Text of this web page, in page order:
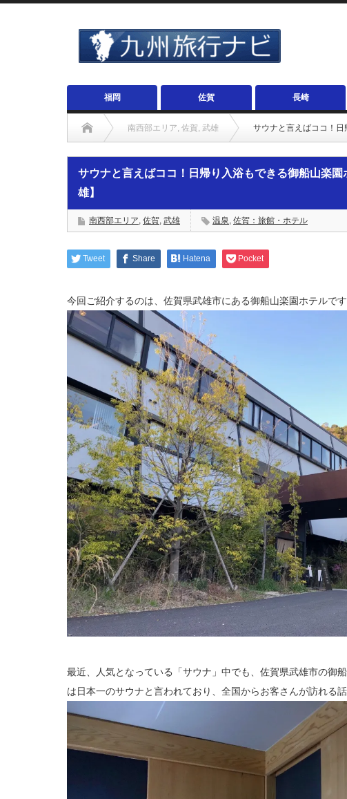
福岡 佐賀 長崎
南西部エリア, 佐賀, 武雄 サウナと言えばココ！日
サウナと言えばココ！日帰り入浴もできる御船山楽
雄】
南西部エリア, 佐賀, 武雄 温泉, 佐賀：旅館・ホテル
Tweet Share Hatena Pocket
今回ご紹介するのは、佐賀県武雄市にある御船山楽園ホテルです
最近、人気となっている「サウナ」中でも、佐賀県武雄市の御
は日本一のサウナと言われており、全国からお客さんが訪れる